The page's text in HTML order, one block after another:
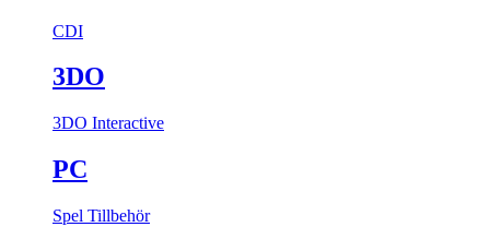
CDI
3DO
3DO Interactive
PC
Spel Tillbehör